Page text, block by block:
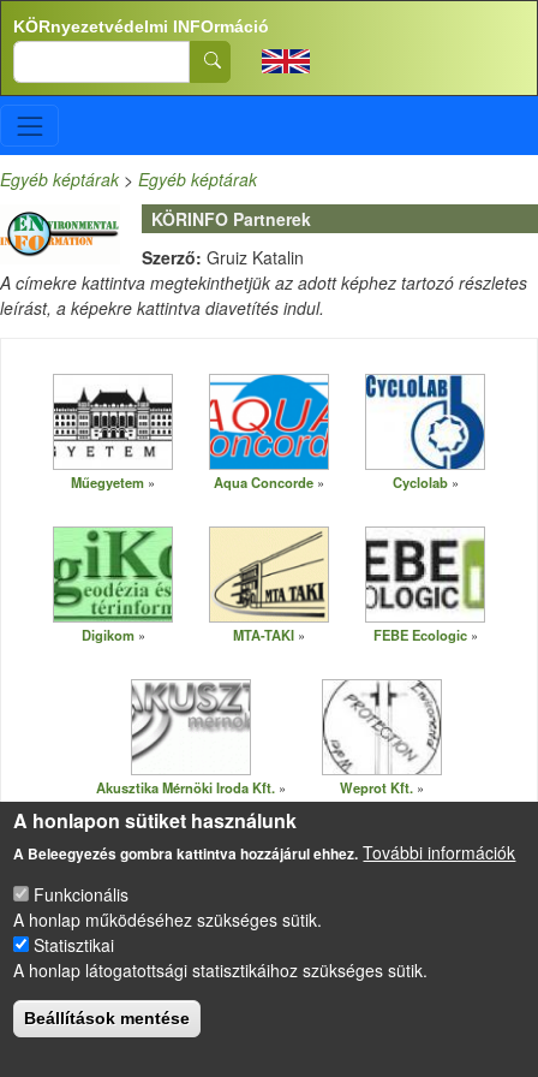
Ugrás a tartalomra
KÖRnyezetvédelmi INFOrmáció
Search
Egyéb képtárak > Egyéb képtárak
KÖRINFO Partnerek
Szerző: Gruiz Katalin
A címekre kattintva megtekinthetjük az adott képhez tartozó részletes
leírást, a képekre kattintva diavetítés indul.
Műegyetem Aqua Concorde Cyclolab
Digikom MTA-TAKI FEBE Ecologic
Akusztika Mérnöki Iroda Kft. Weprot Kft.
LÁBLÉC
Impresszum
Sütikezelési szabályzat
Drupalalapú webhely
A honlapon sütiket használunk
A Beleegyezés gombra kattintva hozzájárul ehhez. További információk
Funkcionális
A honlap működéséhez szükséges sütik.
Statisztikai
A honlap látogatottsági statisztikáihoz szükséges sütik.
Beállítások mentése